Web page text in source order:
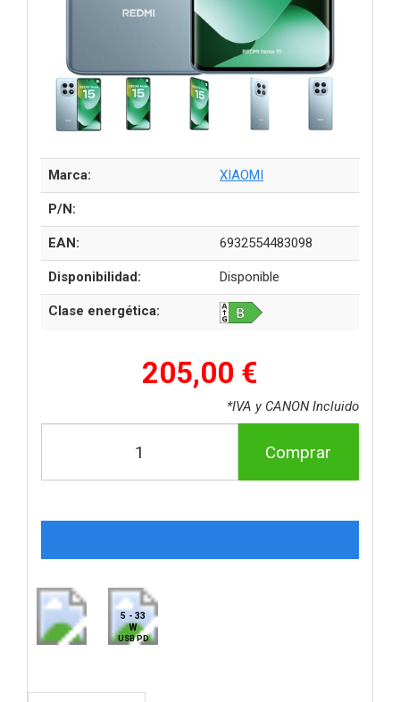
Marca: XIAOMI
P/N:
EAN: 6932554483098
Disponibilidad: Disponible
Clase energética:
205,00 €
*IVA y CANON Incluido
Comprar
5 - 33
W
USB PD